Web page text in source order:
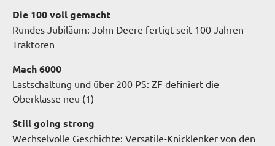
Die 100 voll gemacht
Rundes Jubiläum: John Deere fertigt seit 100 Jahren
Traktoren
Mach 6000
Lastschaltung und über 200 PS: ZF definiert die
Oberklasse neu (1)
Still going strong
Wechselvolle Geschichte: Versatile-Knicklenker von den